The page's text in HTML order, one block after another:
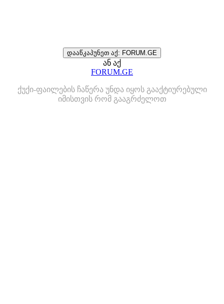
დააწკაპუნეთ აქ: FORUM.GE
ან აქ
FORUM.GE
ქუქი-ფაილების ჩაწერა უნდა იყოს გააქტიურებული
იმისთვის რომ გააგრძელოთ